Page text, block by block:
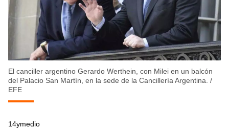
El canciller argentino Gerardo Werthein, con Milei en un balcón
del Palacio San Martín, en la sede de la Cancillería Argentina. /
EFE
14ymedio